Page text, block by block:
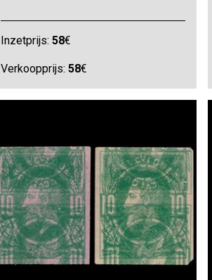
Inzetprijs: 58€
Verkoopprijs: 58€